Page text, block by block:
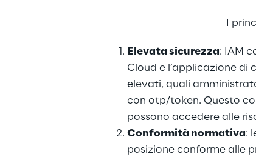
I
Elevata sicurezza: IAM
Cloud e l’applicazione di
elevati, quali
con otp/token. Questo
possono accedere alle
Conformità normativa:
posizione conforme alle